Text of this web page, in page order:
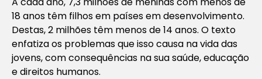
18 anos têm filhos em países em desenvolvimento.
Destas, 2 milhões têm menos de 14 anos. O texto
enfatiza os problemas que isso causa na vida das
jovens, com consequências na sua saúde, educação
e direitos humanos.